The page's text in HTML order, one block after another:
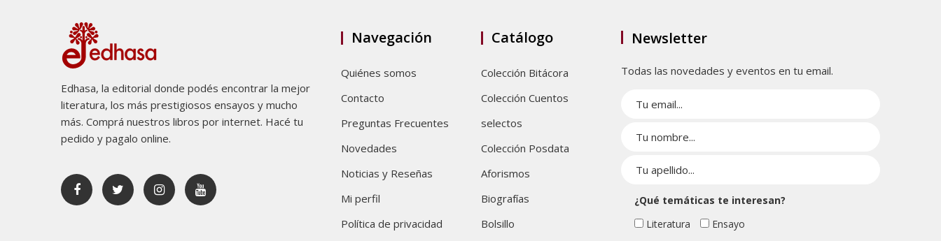
Edhasa, la editorial donde podés encontrar la mejor
literatura, los más prestigiosos ensayos y mucho
más. Comprá nuestros libros por internet. Hacé tu
pedido y pagalo online.
Navegación
Quiénes somos
Contacto
Preguntas Frecuentes
Novedades
Noticias y Reseñas
Mi perfil
Política de privacidad
Catálogo
Colección Bitácora
Colección Cuentos
selectos
Colección Posdata
Aforismos
Biografías
Bolsillo
Newsletter
Todas las novedades y eventos en tu email.
¿Qué temáticas te interesan?
Literatura
Ensayo